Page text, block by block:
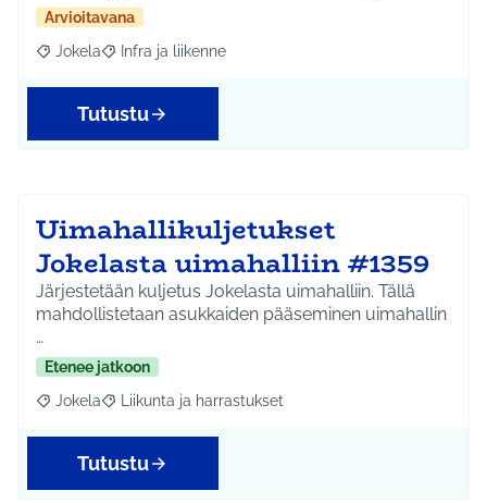
Arvioitavana
Rajaa tulokset aihepiirin mukaan: Jokela
Jokela Rajaa tulokset teeman mukaan: Infra ja liikenne
Infra ja liikenne
Tutustu
Uimahallikuljetukset
Jokelasta uimahalliin #1359
Järjestetään kuljetus Jokelasta uimahalliin. Tällä
mahdollistetaan asukkaiden pääseminen uimahallin
…
Etenee jatkoon
Rajaa tulokset aihepiirin mukaan: Jokela
Jokela Rajaa tulokset teeman mukaan: Liikunta ja
Liikunta ja harrastukset
Tutustu